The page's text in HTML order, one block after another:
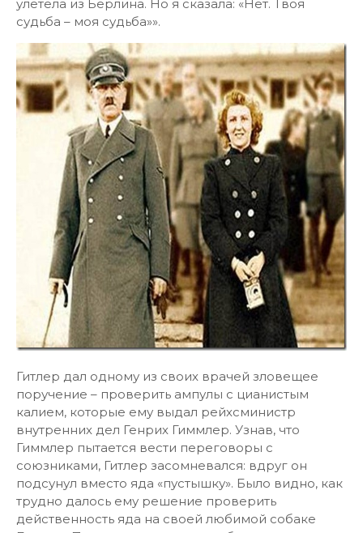
улетела из Берлина. Но я сказала: «Нет. Твоя
судьба – моя судьба»».
Гитлер дал одному из своих врачей зловещее
поручение – проверить ампулы с цианистым
калием, которые ему выдал рейхсминистр
внутренних дел Генрих Гиммлер. Узнав, что
Гиммлер пытается вести переговоры с
союзниками, Гитлер засомневался: вдруг он
подсунул вместо яда «пустышку». Было видно, как
трудно далось ему решение проверить
действенность яда на своей любимой собаке